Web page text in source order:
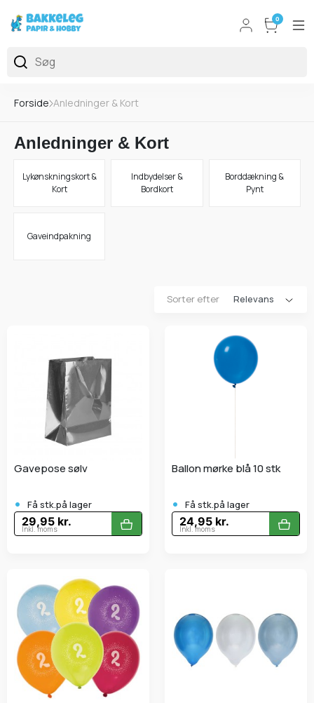
0
Forside Anledninger & Kort
Anledninger & Kort
Lykønskningskort &
Kort
Indbydelser &
Bordkort
Borddækning &
Pynt
Gaveindpakning
Sorter efter
Gavepose sølv
• Få stk.på lager
29,95 kr.
Inkl. moms
Ballon mørke blå 10 stk
• Få stk.på lager
24,95 kr.
Inkl. moms